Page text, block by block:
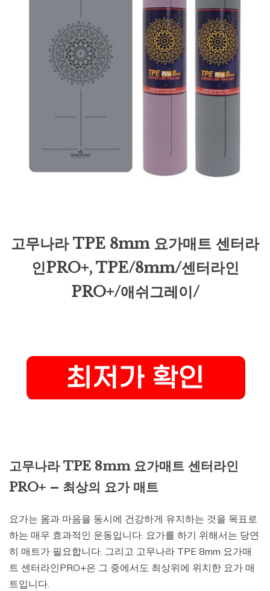
고무나라 TPE 8mm 요가매트 센터라
인PRO+, TPE/8mm/센터라인
PRO+/애쉬그레이/
고무나라 TPE 8mm 요가매트 센터라인
PRO+ – 최상의 요가 매트
요가는 몸과 마음을 동시에 건강하게 유지하는 것을 목표로
하는 매우 효과적인 운동입니다. 요가를 하기 위해서는 당연
히 매트가 필요합니다. 그리고 고무나라 TPE 8mm 요가매
트 센터라인PRO+은 그 중에서도 최상위에 위치한 요가 매
트입니다.